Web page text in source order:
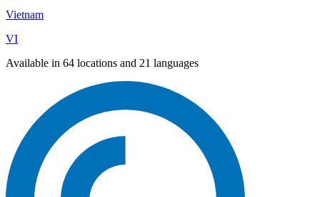
Vietnam
VI
Available in 64 locations and 21 languages